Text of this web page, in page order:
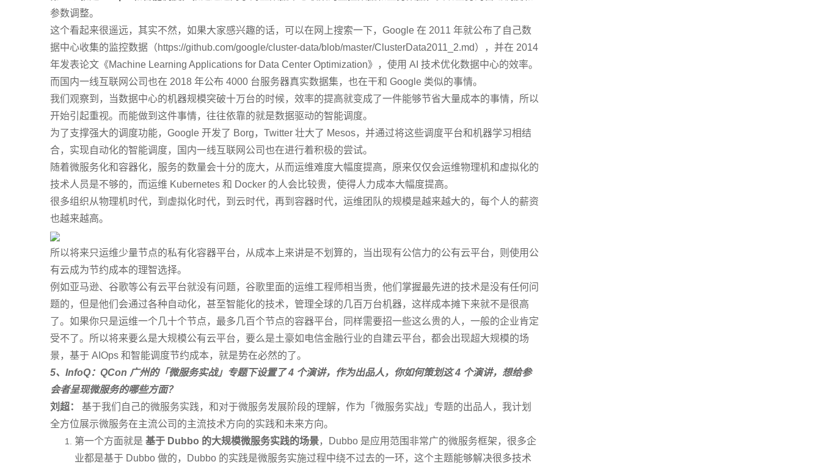
参数调整。
这个看起来很遥远，其实不然，如果大家感兴趣的话，可以在网上搜索一下，Google 在 2011 年就公布了自己数
据中心收集的监控数据（https://github.com/google/cluster-data/blob/master/ClusterData2011_2.md），并在 2014
年发表论文《Machine Learning Applications for Data Center Optimization》，使用 AI 技术优化数据中心的效率。
而国内一线互联网公司也在 2018 年公布 4000 台服务器真实数据集，也在干和 Google 类似的事情。
我们观察到，当数据中心的机器规模突破十万台的时候，效率的提高就变成了一件能够节省大量成本的事情，所以
开始引起重视。而能做到这件事情，往往依靠的就是数据驱动的智能调度。
为了支撑强大的调度功能，Google 开发了 Borg，Twitter 壮大了 Mesos，并通过将这些调度平台和机器学习相结
合，实现自动化的智能调度，国内一线互联网公司也在进行着积极的尝试。
随着微服务化和容器化，服务的数量会十分的庞大，从而运维难度大幅度提高，原来仅仅会运维物理机和虚拟化的
技术人员是不够的，而运维 Kubernetes 和 Docker 的人会比较贵，使得人力成本大幅度提高。
很多组织从物理机时代，到虚拟化时代，到云时代，再到容器时代，运维团队的规模是越来越大的，每个人的薪资
也越来越高。
所以将来只运维少量节点的私有化容器平台，从成本上来讲是不划算的，当出现有公信力的公有云平台，则使用公
有云成为节约成本的理智选择。
例如亚马逊、谷歌等公有云平台就没有问题，谷歌里面的运维工程师相当贵，他们掌握最先进的技术是没有任何问
题的，但是他们会通过各种自动化，甚至智能化的技术，管理全球的几百万台机器，这样成本摊下来就不是很高
了。如果你只是运维一个几十个节点，最多几百个节点的容器平台，同样需要招一些这么贵的人，一般的企业肯定
受不了。所以将来要么是大规模公有云平台，要么是土豪如电信金融行业的自建云平台，都会出现超大规模的场
景，基于 AIOps 和智能调度节约成本，就是势在必然的了。
5、InfoQ：QCon 广州的「微服务实战」专题下设置了 4 个演讲，作为出品人，你如何策划这 4 个演讲，想给参
会者呈现微服务的哪些方面？
刘超： 基于我们自己的微服务实践，和对于微服务发展阶段的理解，作为「微服务实战」专题的出品人，我计划
全方位展示微服务在主流公司的主流技术方向的实践和未来方向。
第一个方面就是 基于 Dubbo 的大规模微服务实践的场景，Dubbo 是应用范围非常广的微服务框架，很多企
业都是基于 Dubbo 做的，Dubbo 的实践是微服务实施过程中绕不过去的一环，这个主题能够解决很多技术